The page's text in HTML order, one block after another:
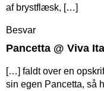
af brystflæsk, […]
Besvar
Pancetta @ Viva
[…] faldt over en
sin egen Pancetta, så